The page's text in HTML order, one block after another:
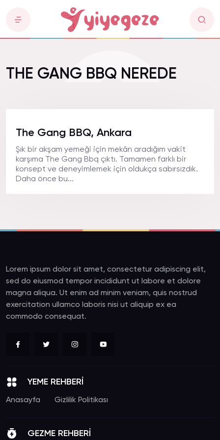
THE GANG BBQ NEREDE
The Gang BBQ, Ankara
Şık bir akşam yemeği için mekân aradığım vakit
karşıma The Gang Bbq çıktı. Tamamen farklı bir
konsept ve deneyimlemek için oldukça sabırsızdık.
Daha önce bu...
Lorem ipsum dolor sit amet, consectetur adipiscing elit,
sed do eiusmod tempor incididunt ut labore et dolore
magna aliqua. Ut enim ad minim veniam, quis nostrud
exercitation ullamco laboris nisi ut aliquip ex ea
commodo consequat.
YEME REHBERİ
Anasayfa Gizlilik Politikası
GEZME REHBERİ